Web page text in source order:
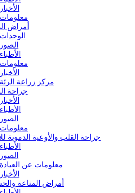
الأخبار
معلومات
أمراض
الوحدات
الصور
الأطباء
معلومات
الأخبار
مركز زراعة الرئة
جراحة
الأخبار
الأطباء
الصور
معلومات
جراحة القلب والأوعية الدموية
الأطباء
الصور
معلومات عن العيادة
الأخبار
أمراض المناعة